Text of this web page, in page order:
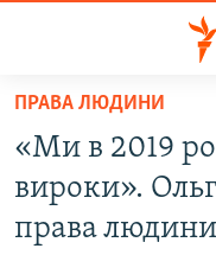
Перейти
основного
матеріалу
Перейти
до
ВІДЕО ТА ФОТО
ПРАВА ЛЮДИНИ
«Ми в 2019
вироки».
права